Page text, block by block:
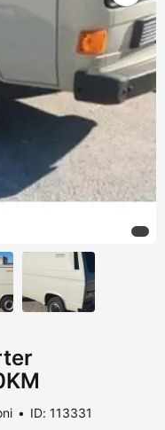
ID: 113331